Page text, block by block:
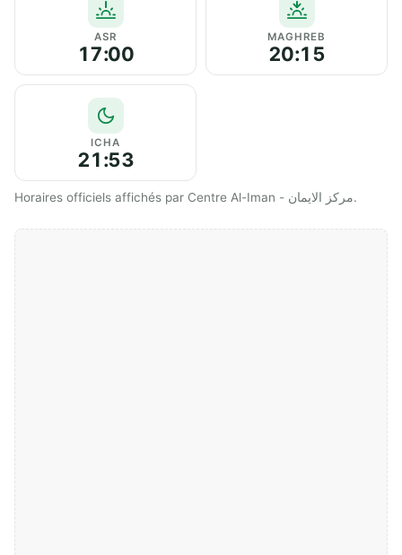
ASR
17:00
MAGHREB
20:15
ICHA
21:53
Horaires officiels affichés par Centre Al-Iman - مركز الايمان.